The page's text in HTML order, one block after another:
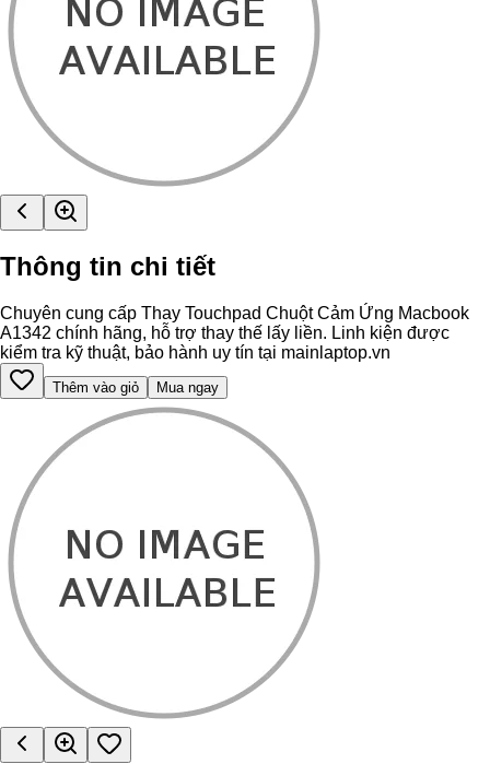
Thông tin chi tiết
Chuyên cung cấp Thay Touchpad Chuột Cảm Ứng Macbook
A1342 chính hãng, hỗ trợ thay thế lấy liền. Linh kiện được
kiểm tra kỹ thuật, bảo hành uy tín tại mainlaptop.vn
Thêm vào giỏ Mua ngay